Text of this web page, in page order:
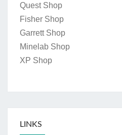
Quest Shop
Fisher Shop
Garrett Shop
Minelab Shop
XP Shop
LINKS